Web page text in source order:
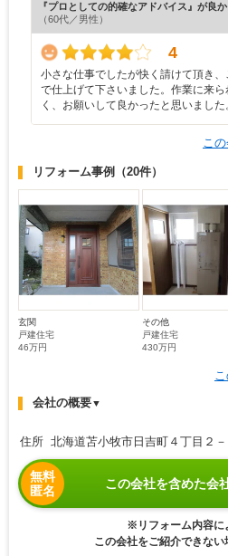
『プロとしての的確なアドバイス』が良
（60代／男性）
4
小さな仕事でしたが快く請けて頂き
で仕上げて下さいました。作業に来
く、お願いして良かったと思いました
こ
リフォーム事例 （20件）
玄関
戸建住宅
46万円
その他
戸建住宅
430万円
会社の概要▼
住所 北海道苫小牧市日吉町４丁目２－
無料
匿名
この会社を含めた会
※リフォーム内容に
この会社をご紹介できない